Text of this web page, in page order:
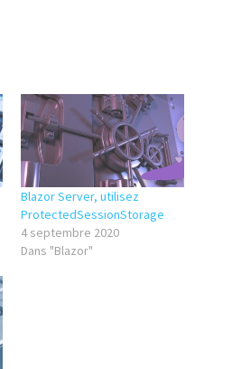
Blazor Server, utilisez
ProtectedSessionStorage
4 septembre 2020
Dans "Blazor"